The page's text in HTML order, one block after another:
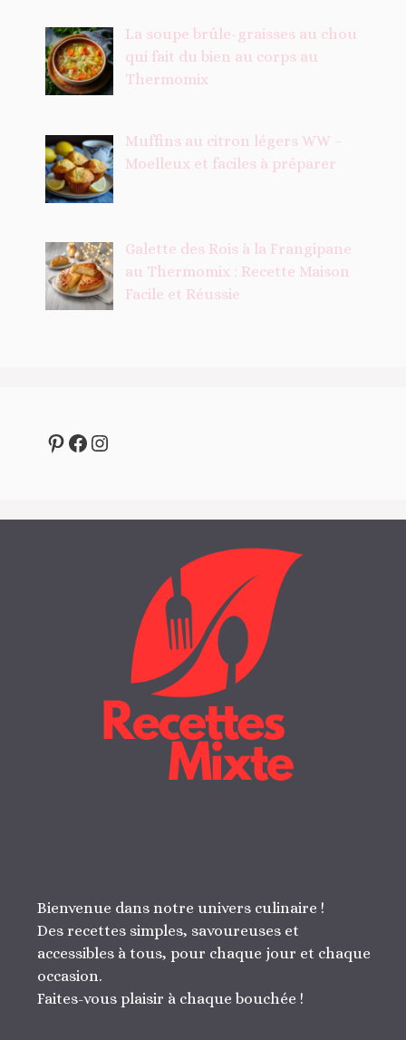
La soupe brûle-graisses au chou
qui fait du bien au corps au
Thermomix
Muffins au citron légers WW –
Moelleux et faciles à préparer
Galette des Rois à la Frangipane
au Thermomix : Recette Maison
Facile et Réussie
Pinterest
Facebook
Instagram
Bienvenue dans notre univers culinaire !
Des recettes simples, savoureuses et
accessibles à tous, pour chaque jour et chaque
occasion.
Faites-vous plaisir à chaque bouchée !